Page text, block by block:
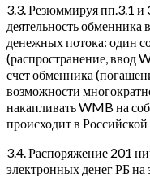
3.3. Резюммируя пп.3.1 и
деятельность обменника
денежных потока: один
(распространение, ввод
счет обменника
возможности
накапливать WMB на
происходит в
3.4. Распоряжение 201
электронных денег РБ